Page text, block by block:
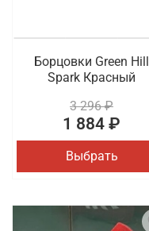
Борцовки Green Hill
Spark Красный
3 296 ₽
1 884 ₽
Выбрать